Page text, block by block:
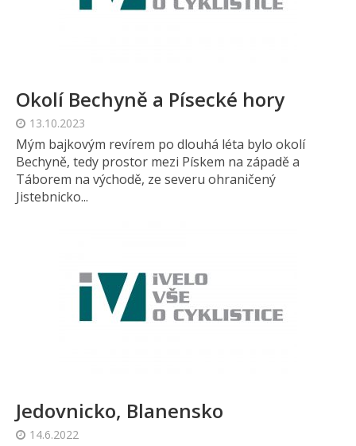
Okolí Bechyně a Písecké hory
13.10.2023
Mým bajkovým revírem po dlouhá léta bylo okolí
Bechyně, tedy prostor mezi Pískem na západě a
Táborem na východě, ze severu ohraničený
Jistebnicko...
Jedovnicko, Blanensko
14.6.2022